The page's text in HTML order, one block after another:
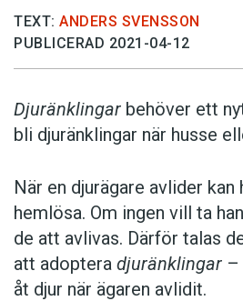
TEXT: ANDERS SVENSSON
PUBLICERAD 2021-04-12
Djuränklingar behöver ett
bli djuränklingar när husse
När en djurägare avlider kan
hemlösa. Om ingen vill ta
de att avlivas. Därför talas
att adoptera djuränklingar –
åt djur när ägaren avlidit.